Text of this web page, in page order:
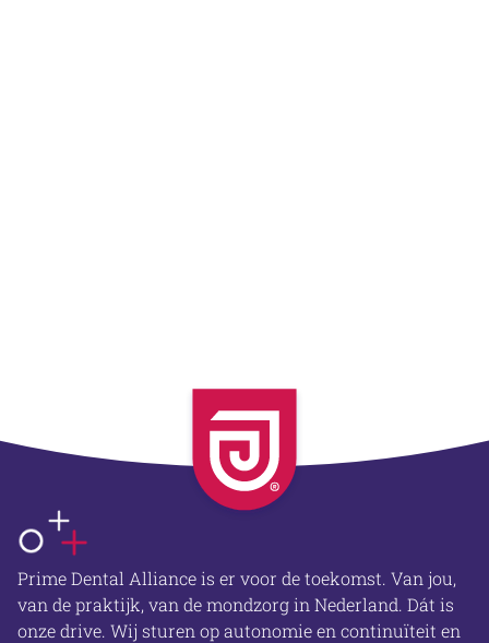
OVER ONS
Prime Dental Alliance is er voor de toekomst. Van jou,
van de praktijk, van de mondzorg in Nederland. Dát is
onze drive. Wij sturen op autonomie en continuïteit en